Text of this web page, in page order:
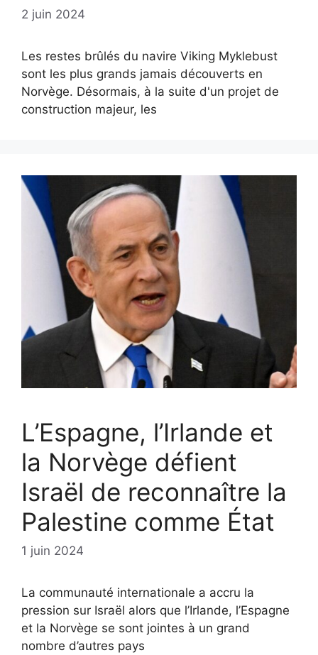
2 juin 2024
Les restes brûlés du navire Viking Myklebust
sont les plus grands jamais découverts en
Norvège. Désormais, à la suite d'un projet de
construction majeur, les
L’Espagne, l’Irlande et
la Norvège défient
Israël de reconnaître la
Palestine comme État
1 juin 2024
La communauté internationale a accru la
pression sur Israël alors que l’Irlande, l’Espagne
et la Norvège se sont jointes à un grand
nombre d’autres pays